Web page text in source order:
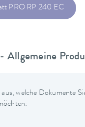
PRO RP 240 EC
Allgemeine
welche Dokumente